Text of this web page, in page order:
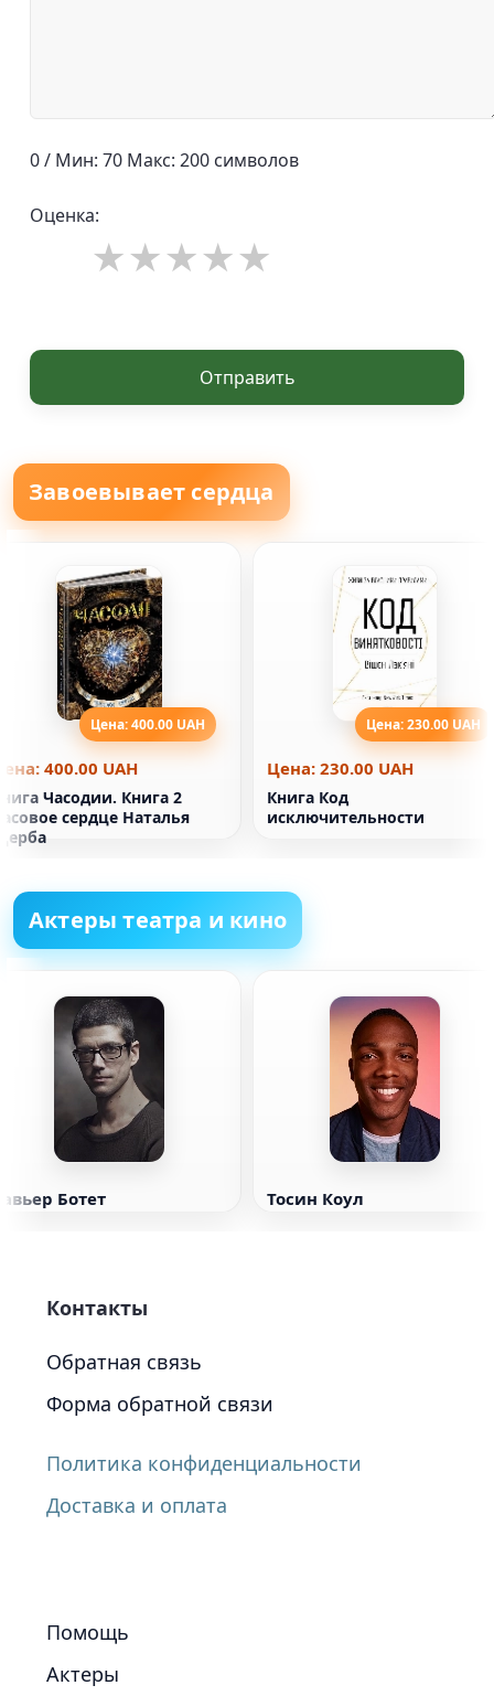
0 / Мин: 70 Макс: 200 символов
Оценка:
Отправить
Завоевывает сердца
Цена: 400.00 UAH
400.00 UAH
Часодии. Книга 2
сердце Наталья
Цена: 230.00 UAH
Цена: 230.00 UAH
Книга Код
исключительности
Актеры театра и кино
Ботет Тосин Коул
Контакты
Обратная связь
Форма обратной связи
Политика конфиденциальности
Доставка и оплата
Помощь
Актеры